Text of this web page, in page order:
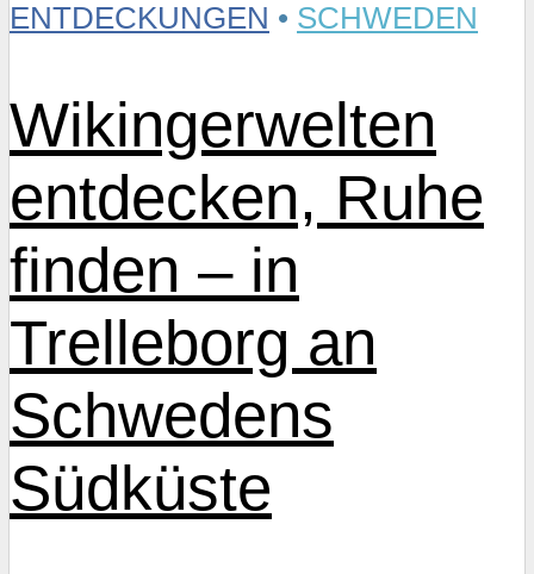
ENTDECKUNGEN • SCHWEDEN
Wikingerwelten
entdecken, Ruhe
finden – in
Trelleborg an
Schwedens
Südküste